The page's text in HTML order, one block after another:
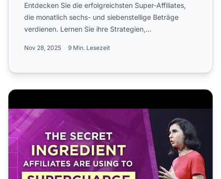
Entdecken Sie die erfolgreichsten Super-Affiliates,
die monatlich sechs- und siebenstellige Beträge
verdienen. Lernen Sie ihre Strategien,
Nov 28, 2025 9 Min. Lesezeit
Die geheime Zutat, mit der Affiliates ihre Content-